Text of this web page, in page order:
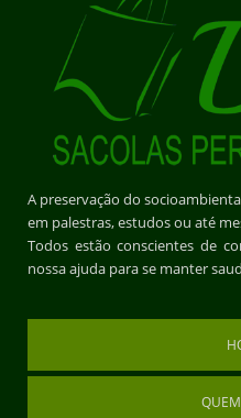
A preservação do
em palestras, estudos ou até
Todos estão conscientes de
nossa ajuda para se manter